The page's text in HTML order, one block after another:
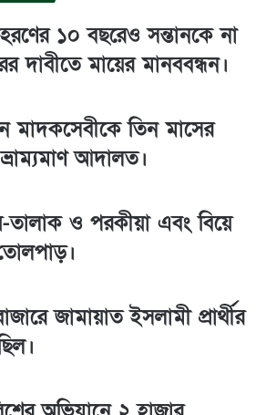
১০ বছরেও সন্তানকে না
দাবীতে মায়ের মানববন্ধন।
মাদকসেবীকে তিন মাসের
আদালত।
তালাক ও পরকীয়া এবং বিয়ে
জামায়াত ইসলামী প্রার্থীর